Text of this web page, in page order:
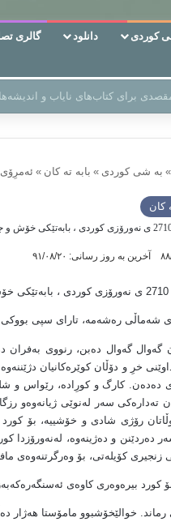
کوردی دانلود گالری
از راه خداست‌!
» به شی کوردی » بابه ته كان » ئه‌مرِۆى 2710 ى نه‌ورۆزى كوردى ، بابه‌تێكى خۆش و جوان بيخوێنه‌وه‌
كان
آخرین به روز رسانی: ۹۱/۰۸/۲۰
شه‌ماڵى ره‌شه‌مه‌، تاراى سپى
گه‌وال گه‌وال ده‌بن، رنووى به‌فران
خرِ و دۆڵان كوێره‌كانیان
ده‌ده‌ن. كارگ و كورِاده‌، رێواس و
ته‌داره‌كى سه‌ر له‌نوێى ژیانه‌وه‌و
رۆژى شادى و خۆشییه‌، بۆ كورد
ده‌ردێنن و ده‌ژینه‌وه‌، له‌نه‌ورۆزدا
زنجیرى كۆیله‌تى، بۆ وه‌رگرتنه‌وه‌ى
كورد بیره‌وه‌رى كاوه‌ى
رماند. خوالێخۆشبوو مامۆستا هه‌ژار